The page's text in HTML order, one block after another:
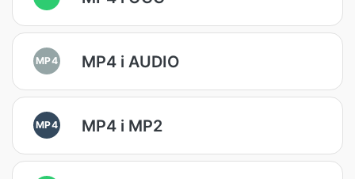
MP4 MP4 i AUDIO
MP4 MP4 i MP2